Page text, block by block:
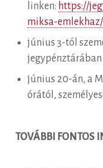
linken: https://
miksa-emlekhaz/
június 3-tól
jegypénztárában
június 20-án, a
órától,
TOVÁBBI FONTOS